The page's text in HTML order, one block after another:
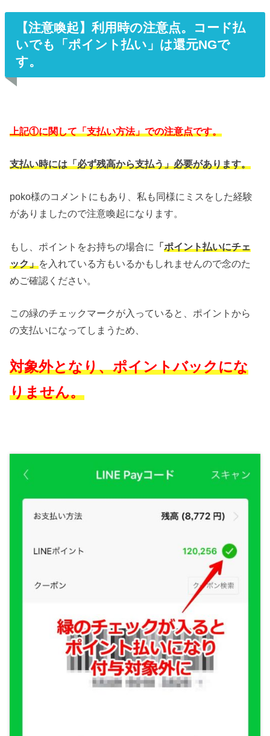
【注意喚起】利用時の注意点。コード払
いでも「ポイント払い」は還元NGで
す。
上記①に関して「支払い方法」での注意点です。
支払い時には「必ず残高から支払う」必要があります。
poko様のコメントにもあり、私も同様にミスをした経験
がありましたので注意喚起になります。
もし、ポイントをお持ちの場合に 「ポイント払いにチェ
ック」 を入れている方もいるかもしれませんので念のた
めご確認ください。
この緑のチェックマークが入っていると、ポイントから
の支払いになってしまうため、
対象外となり、ポイントバックにな
りません。